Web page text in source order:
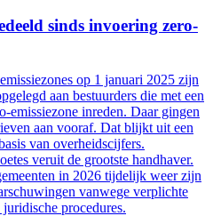
sinds invoering zero-
op 1 januari 2025 zijn
aan bestuurders die met een
emissiezone inreden. Daar gingen
aan vooraf. Dat blijkt uit een
van overheidscijfers.
veruit de grootste handhaver.
in 2026 tijdelijk weer zijn
vanwege verplichte
procedures.